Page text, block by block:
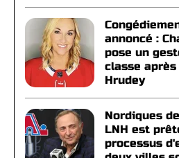
annoncé :
pose un
classe
Hrudey
Nordiques
LNH est
processus